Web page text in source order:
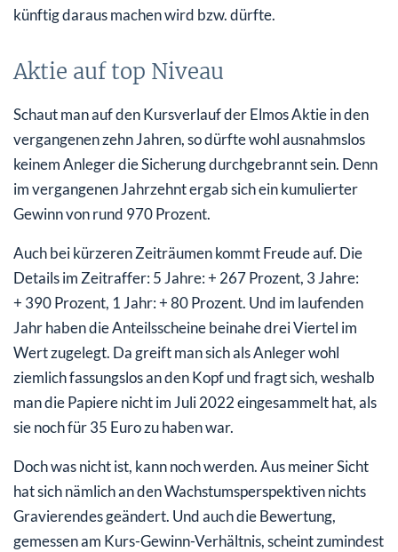
künftig daraus machen wird bzw. dürfte.
Aktie auf top Niveau
Schaut man auf den Kursverlauf der Elmos Aktie in den
vergangenen zehn Jahren, so dürfte wohl ausnahmslos
keinem Anleger die Sicherung durchgebrannt sein. Denn
im vergangenen Jahrzehnt ergab sich ein kumulierter
Gewinn von rund 970 Prozent.
Auch bei kürzeren Zeiträumen kommt Freude auf. Die
Details im Zeitraffer: 5 Jahre: + 267 Prozent, 3 Jahre:
+ 390 Prozent, 1 Jahr: + 80 Prozent. Und im laufenden
Jahr haben die Anteilsscheine beinahe drei Viertel im
Wert zugelegt. Da greift man sich als Anleger wohl
ziemlich fassungslos an den Kopf und fragt sich, weshalb
man die Papiere nicht im Juli 2022 eingesammelt hat, als
sie noch für 35 Euro zu haben war.
Doch was nicht ist, kann noch werden. Aus meiner Sicht
hat sich nämlich an den Wachstumsperspektiven nichts
Gravierendes geändert. Und auch die Bewertung,
gemessen am Kurs-Gewinn-Verhältnis, scheint zumindest